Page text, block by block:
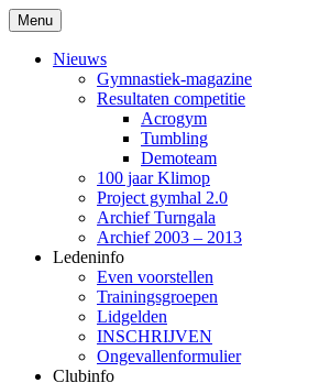
Klimop R.T.
Antwerpen, een turnclub
Menu Ga
naar
de
inhoud
Nieuws
Gymnastiek-magazine
Resultaten competitie
Acrogym
Tumbling
Demoteam
100 jaar Klimop
Project gymhal 2.0
Archief Turngala
Archief 2003 – 2013
Ledeninfo
Even voorstellen
Trainingsgroepen
Lidgelden
INSCHRIJVEN
Ongevallenformulier
Clubinfo